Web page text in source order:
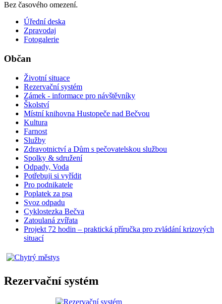
Bez časového omezení.
Úřední deska
Zpravodaj
Fotogalerie
Občan
Životní situace
Rezervační systém
Zámek - informace pro návštěvníky
Školství
Místní knihovna Hustopeče nad Bečvou
Kultura
Farnost
Služby
Zdravotnictví a Dům s pečovatelskou službou
Spolky & sdružení
Odpady, Voda
Potřebuji si vyřídit
Pro podnikatele
Poplatek za psa
Svoz odpadu
Cyklostezka Bečva
Zatoulaná zvířata
Projekt 72 hodin – praktická příručka pro zvládání krizových
situací
Rezervační systém